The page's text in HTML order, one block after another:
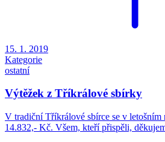
15. 1. 2019
Kategorie
ostatní
Výtěžek z Tříkrálové sbírky
V tradiční Tříkrálové sbírce se v letošním
14.832,- Kč. Všem, kteří přispěli,